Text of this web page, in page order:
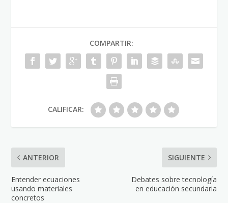
COMPARTIR:
CALIFICAR:
ANTERIOR
Entender ecuaciones
usando materiales
concretos
SIGUIENTE
Debates sobre tecnología
en educación secundaria